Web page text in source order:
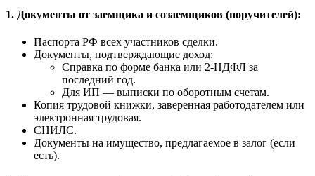
1. Документы от заемщика и созаемщиков (поручителей):
Паспорта РФ всех участников сделки.
Документы, подтверждающие доход:
Справка по форме банка или 2-НДФЛ за
последний год.
Для ИП — выписки по оборотным счетам.
Копия трудовой книжки, заверенная работодателем или
электронная трудовая.
СНИЛС.
Документы на имущество, предлагаемое в залог (если
есть).